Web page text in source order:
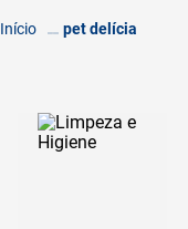
pet delícia